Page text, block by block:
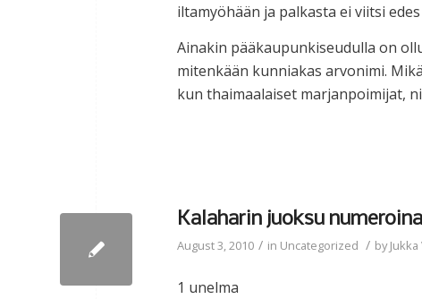
iltamyöhään ja palkasta ei viitsi
Ainakin pääkaupunkiseudulla on
mitenkään kunniakas arvonimi.
kun thaimaalaiset marjanpoimijat,
Kalaharin juoksu
August 3, 2010 / in Uncategorized / by
1 unelma